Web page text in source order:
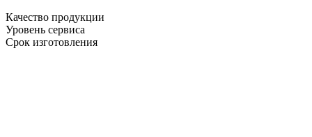
Качество продукции
Уровень сервиса
Срок изготовления